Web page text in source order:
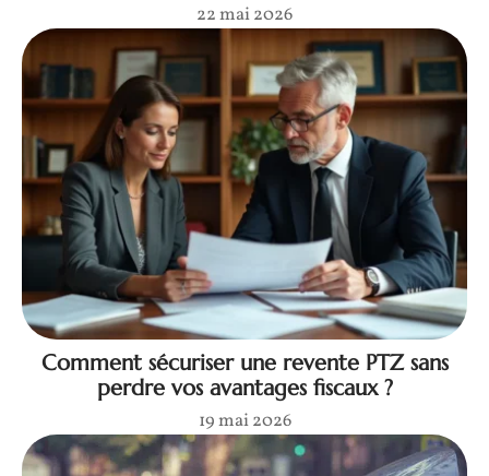
22 mai 2026
Comment sécuriser une revente PTZ sans
perdre vos avantages fiscaux ?
19 mai 2026